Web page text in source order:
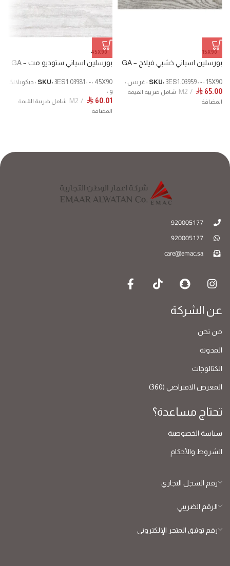
15X90
بورسلين اسباني خشبي فيلاج – GA
SKU: 3ES1.03959 : - : 15X90 : غريس :
⃁ 65.00
M2 شامل ضريبة القيمة
المضافة
45X90
بورسلين اسباني ستوديو مت – GA
SKU: 3ES1.03981 : - : 45X90 : ديكوبلانك
و :
⃁ 60.01
M2 شامل ضريبة القيمة
المضافة
920005177
920005177
care@emac.sa
عن الشركة
من نحن
المدونة
الكتالوجات
المعرض الافتراضي (360)
تحتاج مساعدة؟
سياسة الخصوصية
الشروط والأحكام
رقم السجل التجاري
الرقم الضريبي
رقم توثيق المتجر الإلكتروني